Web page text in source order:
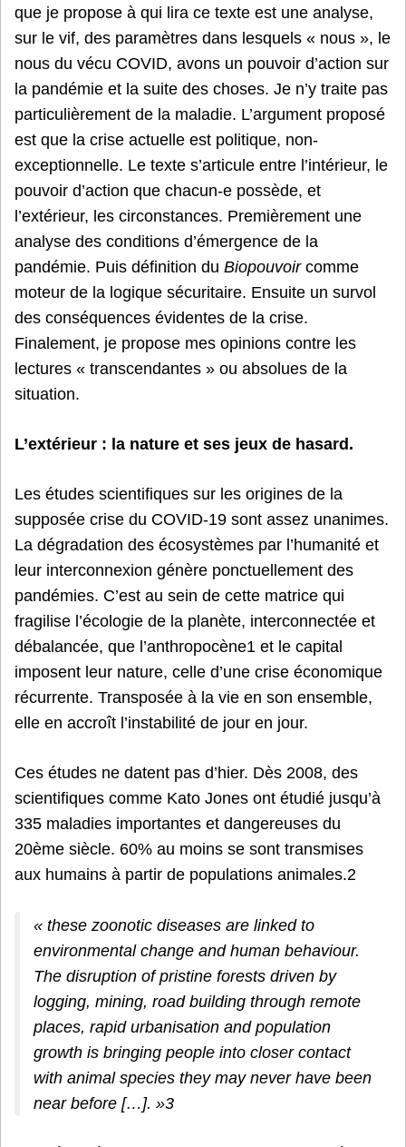
que je propose à qui lira ce texte est une analyse,
sur le vif, des paramètres dans lesquels « nous », le
nous du vécu COVID, avons un pouvoir d’action sur
la pandémie et la suite des choses. Je n’y traite pas
particulièrement de la maladie. L’argument proposé
est que la crise actuelle est politique, non-
exceptionnelle. Le texte s’articule entre l’intérieur, le
pouvoir d’action que chacun-e possède, et
l’extérieur, les circonstances. Premièrement une
analyse des conditions d’émergence de la
pandémie. Puis définition du Biopouvoircomme
moteur de la logique sécuritaire. Ensuite un survol
des conséquences évidentes de la crise.
Finalement, je propose mes opinions contre les
lectures « transcendantes » ou absolues de la
situation.
L’extérieur : la nature et ses jeux de hasard.
Les études scientifiques sur les origines de la
supposée crise du COVID-19 sont assez unanimes.
La dégradation des écosystèmes par l’humanité et
leur interconnexion génère ponctuellement des
pandémies. C’est au sein de cette matrice qui
fragilise l’écologie de la planète, interconnectée et
débalancée, que l’anthropocène1 et le capital
imposent leur nature, celle d’une crise économique
récurrente. Transposée à la vie en son ensemble,
elle en accroît l’instabilité de jour en jour.
Ces études ne datent pas d’hier. Dès 2008, des
scientifiques comme Kato Jones ont étudié jusqu’à
335 maladies importantes et dangereuses du
20ème siècle. 60% au moins se sont transmises
aux humains à partir de populations animales.2
« these zoonotic diseases are linked to
environmental change and human behaviour.
The disruption of pristine forests driven by
logging, mining, road building through remote
places, rapid urbanisation and population
growth is bringing people into closer contact
with animal species they may never have been
near before […]. »3